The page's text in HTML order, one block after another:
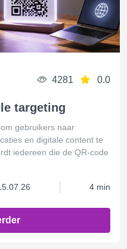
4281 0.0
targeting
gebruikers naar
en digitale content te
iedereen die de QR-code
4 min